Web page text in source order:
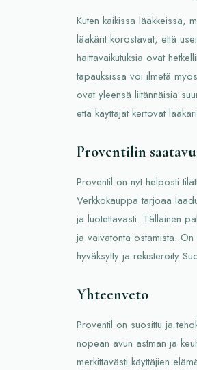
Kuten kaikissa lääkkeissä,
lääkärit korostavat, että
haittavaikutuksia ovat
tapauksissa voi ilmetä
ovat yleensä liitännäisiä
että käyttäjät kertovat
Proventilin
Proventil on nyt helposti
Verkkokauppa tarjoaa
ja luotettavasti. Tällainen
ja vaivatonta ostamista.
hyväksytty ja rekisteröity
Yhteenveto
Proventil on suosittu ja
nopean avun astman ja
merkittävästi käyttäjien